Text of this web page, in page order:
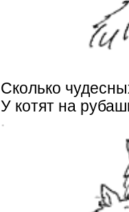
Сколько
У котят на